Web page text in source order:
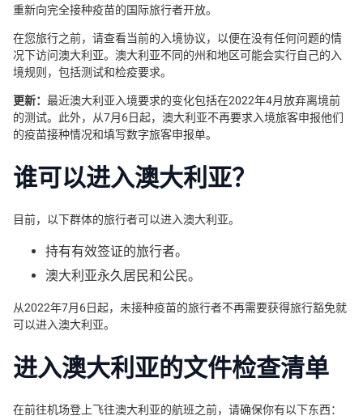
重新向完全接种疫苗的国际旅行者开放。
在您旅行之前，请查看当前的入境协议，以便在没有任何问题的情
况下访问澳大利亚。澳大利亚不同的州和地区可能会实行自己的入
境规则，包括测试和检疫要求。
更新： 最近澳大利亚入境要求的变化包括在2022年4月放弃离境前
的测试。此外，从7月6日起，澳大利亚不再要求入境旅客申报他们
的疫苗接种情况和填写数字旅客申报单。
谁可以进入澳大利亚？
目前，以下群体的旅行者可以进入澳大利亚。
持有有效签证的旅行者。
澳大利亚永久居民和公民。
从2022年7月6日起，未接种疫苗的旅行者不再需要获得旅行豁免就
可以进入澳大利亚。
进入澳大利亚的文件检查清单
在前往机场登上飞往澳大利亚的航班之前，请确保你有以下东西：